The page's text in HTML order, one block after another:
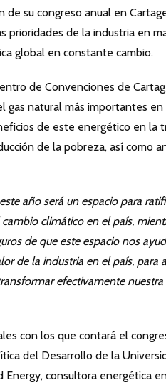
de su congreso anual en
prioridades de la industria en
global en constante cambio.
de Convenciones de
gas natural más importantes
de este energético en la
de la pobreza, así como
año será un espacio para
climático en el país,
de que este espacio nos
de la industria en el país,
efectivamente
con los que contará el
del Desarrollo de la
Energy, consultora energética